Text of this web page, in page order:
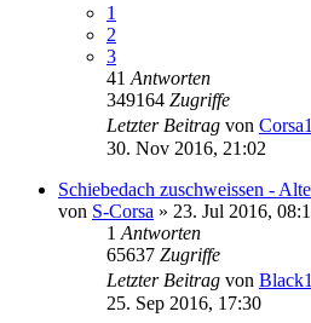
1
2
3
41 Antworten
349164 Zugriffe
Letzter Beitrag von
30. Nov 2016, 21:02
Schiebedach zuschweissen -
von S-Corsa » 23. Jul 2016,
1 Antworten
65637 Zugriffe
Letzter Beitrag von
25. Sep 2016, 17:30